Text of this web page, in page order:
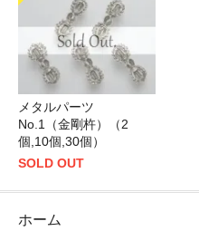
メタルパーツ
No.1（金剛杵）（2
個,10個,30個）
SOLD OUT
ホーム